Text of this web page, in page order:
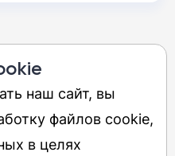
звук
и
наш сайт, вы
файлов cookie,
в целях